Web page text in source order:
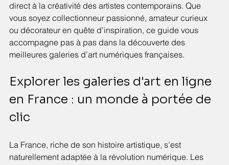
direct à la créativité des artistes contemporains. Que
vous soyez collectionneur passionné, amateur curieux
ou décorateur en quête d’inspiration, ce guide vous
accompagne pas à pas dans la découverte des
meilleures galeries d’art numériques françaises.
Explorer les galeries d'art en ligne
en France : un monde à portée de
clic
La France, riche de son histoire artistique, s’est
naturellement adaptée à la révolution numérique. Les